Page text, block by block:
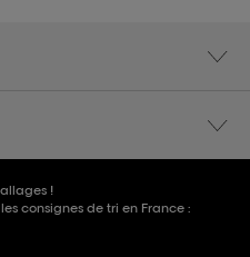
!
consignes de tri en France :